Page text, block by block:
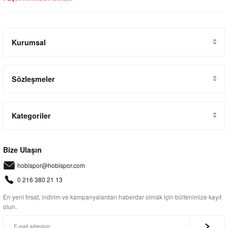
Kurumsal
Sözleşmeler
Kategoriler
Bize Ulaşın
hobispor@hobispor.com
0 216 380 21 13
En yeni fırsat, indirim ve kampanyalardan haberdar olmak için bültenimize kayıt
olun.